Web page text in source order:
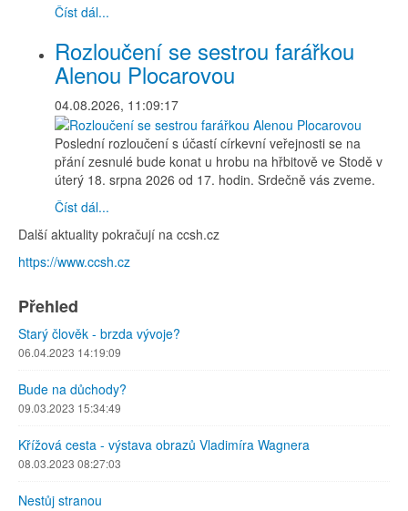
Číst dál...
Rozloučení se sestrou farářkou
Alenou Plocarovou
04.08.2026, 11:09:17
Poslední rozloučení s účastí církevní veřejnosti se na
přání zesnulé bude konat u hrobu na hřbitově ve Stodě v
úterý 18. srpna 2026 od 17. hodin. Srdečně vás zveme.
Číst dál...
Další aktuality pokračují na ccsh.cz
https://www.ccsh.cz
Přehled
Starý člověk - brzda vývoje?
06.04.2023 14:19:09
Bude na důchody?
09.03.2023 15:34:49
Křížová cesta - výstava obrazů Vladimíra Wagnera
08.03.2023 08:27:03
Nestůj stranou